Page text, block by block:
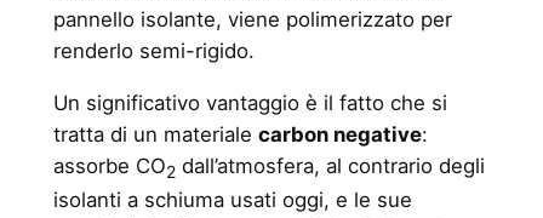
pannello isolante, viene polimerizzato per
renderlo semi-rigido.
Un significativo vantaggio è il fatto che si
tratta di un materiale carbon negative:
assorbe CO2dall’atmosfera, al contrario degli
isolanti a schiuma usati oggi, e le sue